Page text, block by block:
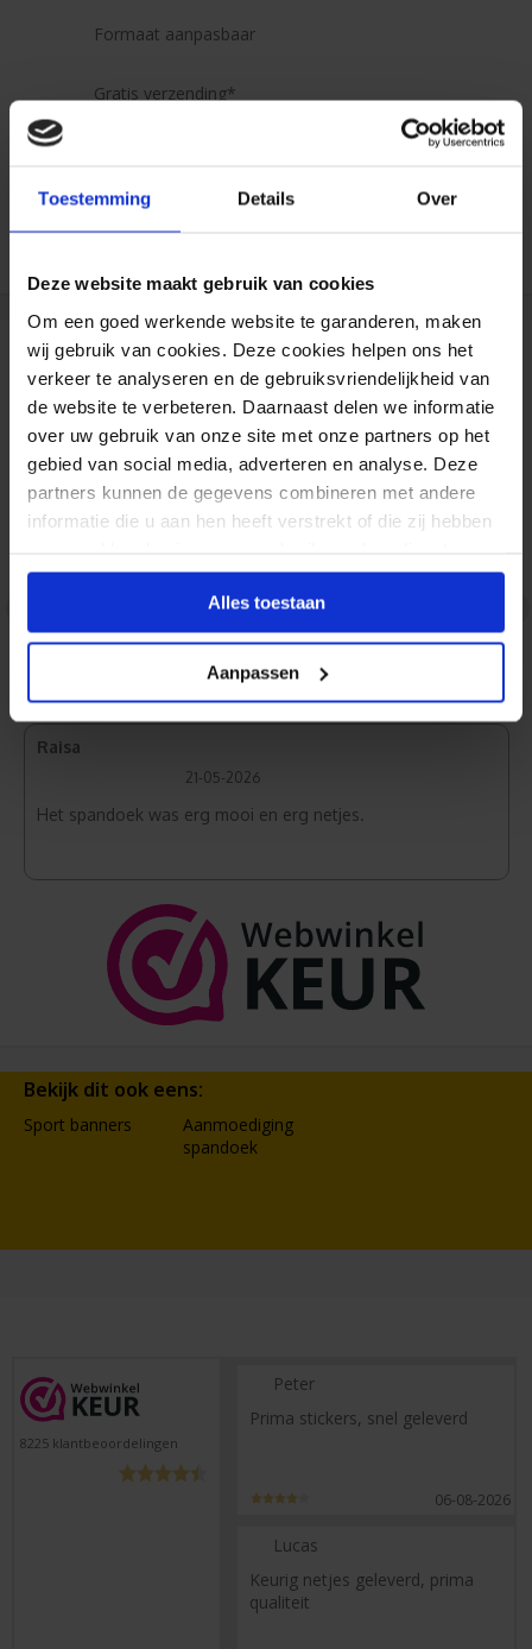
Toestemming Details Over
Deze website maakt gebruik van cookies
Om een goed werkende website te garanderen, maken
wij gebruik van cookies. Deze cookies helpen ons het
verkeer te analyseren en de gebruiksvriendelijkheid van
de website te verbeteren. Daarnaast delen we informatie
over uw gebruik van onze site met onze partners op het
gebied van social media, adverteren en analyse. Deze
partners kunnen de gegevens combineren met andere
informatie die u aan hen heeft verstrekt of die zij hebben
Alles toestaan
Aanpassen
Formaat aanpasbaar
Gratis verzending*
Duizenden klanten raden jou aan bij ons te
bestellen (lees de onafhankelijke reviews)
Reviews
Frontlit PVC
27-05-2026
Scherpe afbeeldingen
Raisa
21-05-2026
Het spandoek was erg mooi en erg netjes.
Bekijk dit ook eens:
Sport banners
Aanmoediging
spandoek
8225 klantbeoordelingen
Peter
Prima stickers, snel geleverd
06-08-2026
Lucas
Keurig netjes geleverd, prima
qualiteit